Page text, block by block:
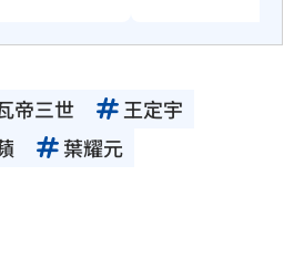
帝三世
王定宇
葉耀元